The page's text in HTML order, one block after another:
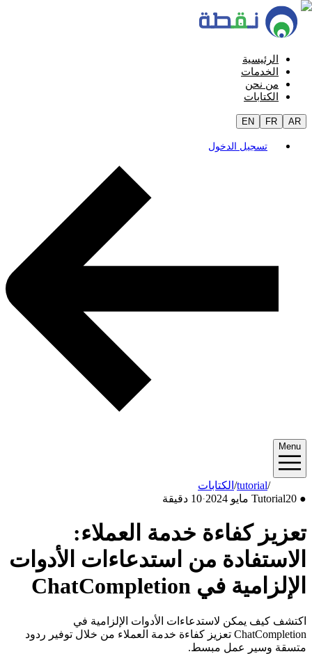
الرئيسية
الخدمات
من نحن
الكتابات
EN FR AR
تسجيل الدخول
Menu
الكتابات/tutorial
●
Tutorial20 مايو 2024 ·10 دقيقة
تعزيز كفاءة خدمة العملاء:
الاستفادة من استدعاءات الأدوات
الإلزامية في ChatCompletion
اكتشف كيف يمكن لاستدعاءات الأدوات الإلزامية في
ChatCompletion تعزيز كفاءة خدمة العملاء من خلال توفير ردود
متسقة وسير عمل مبسط.